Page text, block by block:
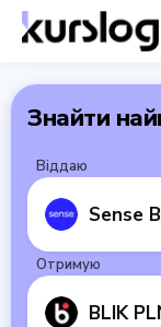
Знайти
Віддаю
Sense
Отримую
BLIK